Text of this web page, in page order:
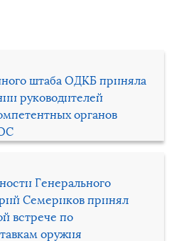
штаба ОДКБ приняла
руководителей
органов
Генерального
Семериков принял
встрече по
оружия